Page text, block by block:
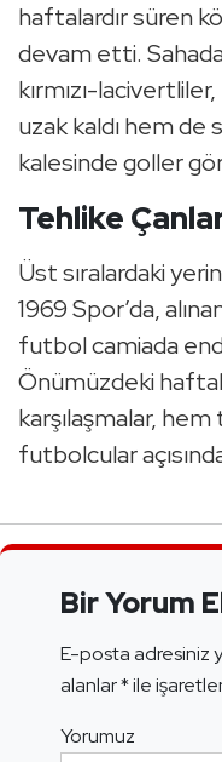
haftalardır süren
devam etti.
kırmızı-
uzak kaldı hem de
kalesinde goller
Tehlike
Üst sıralardaki
1969 Spor’da,
futbol camiada
Önümüzdeki
karşılaşmalar,
futbolcular
Bir Yorum
E-posta adresiniz
alanlar*ile
Yorumuz